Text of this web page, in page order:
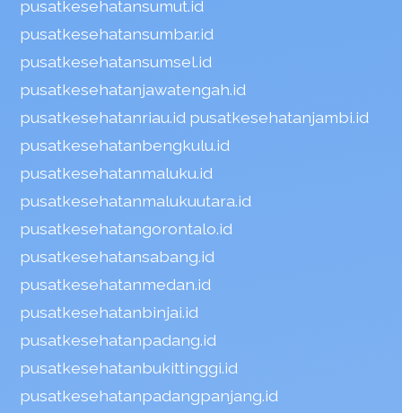
pusatkesehatansumut.id
pusatkesehatansumbar.id
pusatkesehatansumsel.id
pusatkesehatanjawatengah.id
pusatkesehatanriau.id pusatkesehatanjambi.id
pusatkesehatanbengkulu.id
pusatkesehatanmaluku.id
pusatkesehatanmalukuutara.id
pusatkesehatangorontalo.id
pusatkesehatansabang.id
pusatkesehatanmedan.id
pusatkesehatanbinjai.id
pusatkesehatanpadang.id
pusatkesehatanbukittinggi.id
pusatkesehatanpadangpanjang.id